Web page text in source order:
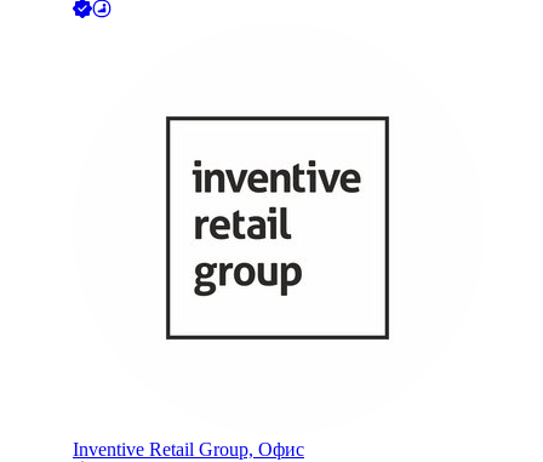
Inventive Retail Group, Офис